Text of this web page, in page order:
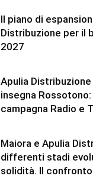
Il piano di
Distribuzione per il
2027
Apulia Distribuzione
insegna Rossotono:
campagna Radio e
Maiora e Apulia
differenti stadi
solidità. Il confronto